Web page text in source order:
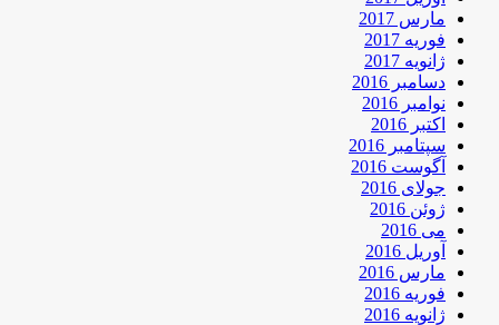
مارس 2017
فوریه 2017
ژانویه 2017
دسامبر 2016
نوامبر 2016
اکتبر 2016
سپتامبر 2016
آگوست 2016
جولای 2016
ژوئن 2016
می 2016
آوریل 2016
مارس 2016
فوریه 2016
ژانویه 2016